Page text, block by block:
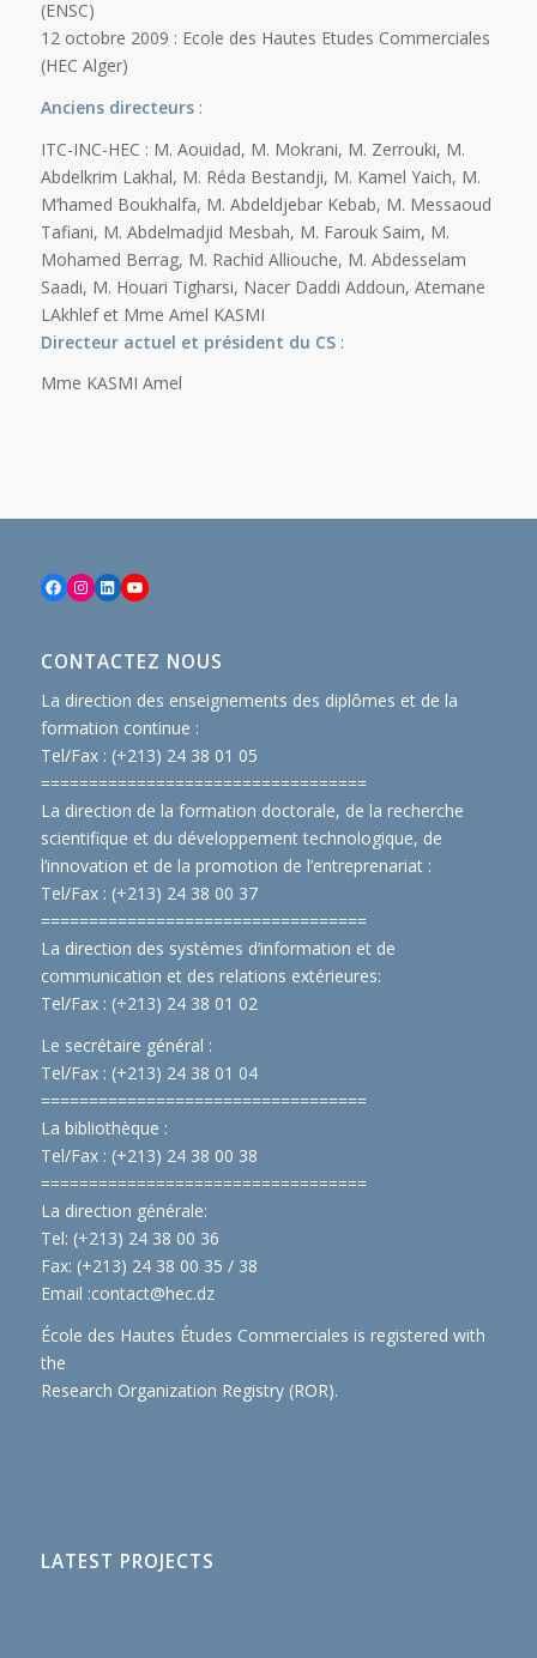
(ENSC)
12 octobre 2009 : Ecole des Hautes Etudes Commerciales
(HEC Alger)
Anciens directeurs:
ITC-INC-HEC : M. Aouidad, M. Mokrani, M. Zerrouki, M.
Abdelkrim Lakhal, M. Réda Bestandji, M. Kamel Yaich, M.
M’hamed Boukhalfa, M. Abdeldjebar Kebab, M. Messaoud
Tafiani, M. Abdelmadjid Mesbah, M. Farouk Saim, M.
Mohamed Berrag, M. Rachid Alliouche, M. Abdesselam
Saadi, M. Houari Tigharsi, Nacer Daddi Addoun, Atemane
LAkhlef et Mme Amel KASMI
Directeur actuel et président du CS:
Mme KASMI Amel
Facebook
Instagram
LinkedInYouTube
CONTACTEZ NOUS
La direction des enseignements des diplômes et de la
formation continue :
Tel/Fax : (+213) 24 38 01 05
==================================
La direction de la formation doctorale, de la recherche
scientifique et du développement technologique, de
l’innovation et de la promotion de l’entreprenariat :
Tel/Fax : (+213) 24 38 00 37
==================================
La direction des systèmes d’information et de
communication et des relations extérieures:
Tel/Fax : (+213) 24 38 01 02
Le secrétaire général :
Tel/Fax : (+213) 24 38 01 04
==================================
La bibliothèque :
Tel/Fax : (+213) 24 38 00 38
==================================
La direction générale:
Tel: (+213) 24 38 00 36
Fax: (+213) 24 38 00 35 / 38
Email :contact@hec.dz
École des Hautes Études Commerciales is registered with
the
Research Organization Registry (ROR).
LATEST PROJECTS